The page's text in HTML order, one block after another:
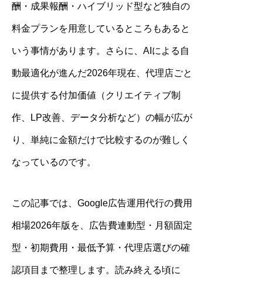
酬・成果報酬・ハイブリッド型など独自の
料金プランを用意しているところもあると
いう事情があります。さらに、AIによる自
動最適化が進んだ2026年現在、代理店ごと
に提供する付加価値（クリエイティブ制
作、LP改善、データ分析など）の幅が広が
り、単純に金額だけで比較するのが難しく
なっているのです。
この記事では、Google広告運用代行の費用
相場2026年版を、広告費連動型・月額固定
型・初期費用・最低予算・代理店選びの確
認項目まで整理します。読み終える頃に